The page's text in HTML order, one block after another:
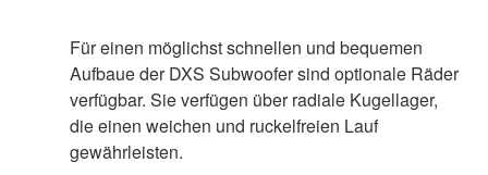
Für einen möglichst schnellen und bequemen
Aufbaue der DXS Subwoofer sind optionale Räder
verfügbar. Sie verfügen über radiale Kugellager,
die einen weichen und ruckelfreien Lauf
gewährleisten.